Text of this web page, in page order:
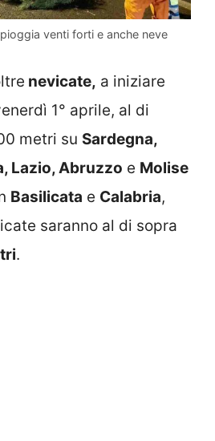
venti forti e anche neve
nevicate, a iniziare
1° aprile, al di
metri su Sardegna,
Lazio, Abruzzo e Molise
Basilicata e Calabria,
saranno al di sopra
.